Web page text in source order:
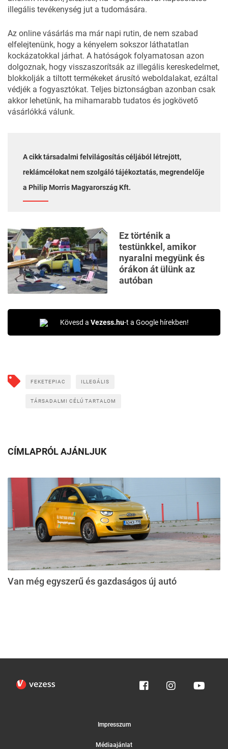
illegális tevékenység jut a tudomására.
Az online vásárlás ma már napi rutin, de nem szabad
elfelejtenünk, hogy a kényelem sokszor láthatatlan
kockázatokkal járhat. A hatóságok folyamatosan azon
dolgoznak, hogy visszaszorítsák az illegális kereskedelmet,
blokkolják a tiltott termékeket árusító weboldalakat, ezáltal
védjék a fogyasztókat. Teljes biztonságban azonban csak
akkor lehetünk, ha mihamarabb tudatos és jogkövető
vásárlókká válunk.
A cikk társadalmi felvilágosítás céljából létrejött,
reklámcélokat nem szolgáló tájékoztatás, megrendelője
a Philip Morris Magyarország Kft.
Ez történik a
testünkkel, amikor
nyaralni megyünk és
órákon át ülünk az
autóban
Kövesd a Vezess.hu-t a Google hírekben!
FEKETEPIAC ILLEGÁLIS
TÁRSADALMI CÉLÚ TARTALOM
CÍMLAPRÓL AJÁNLJUK
Van még egyszerű és gazdaságos új autó
Impresszum
Médiaajánlat